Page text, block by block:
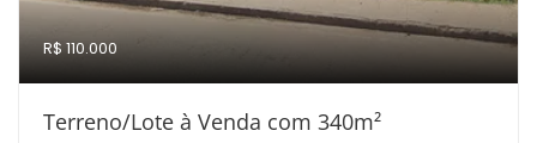
R$ 110.000
Terreno/Lote à Venda com 340m²